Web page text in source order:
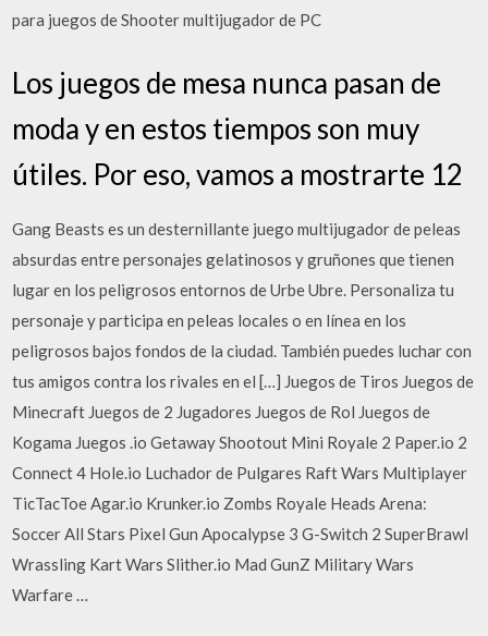
para juegos de Shooter multijugador de PC
Los juegos de mesa nunca pasan de
moda y en estos tiempos son muy
útiles. Por eso, vamos a mostrarte 12
Gang Beasts es un desternillante juego multijugador de peleas
absurdas entre personajes gelatinosos y gruñones que tienen
lugar en los peligrosos entornos de Urbe Ubre. Personaliza tu
personaje y participa en peleas locales o en línea en los
peligrosos bajos fondos de la ciudad. También puedes luchar con
tus amigos contra los rivales en el […] Juegos de Tiros Juegos de
Minecraft Juegos de 2 Jugadores Juegos de Rol Juegos de
Kogama Juegos .io Getaway Shootout Mini Royale 2 Paper.io 2
Connect 4 Hole.io Luchador de Pulgares Raft Wars Multiplayer
TicTacToe Agar.io Krunker.io Zombs Royale Heads Arena:
Soccer All Stars Pixel Gun Apocalypse 3 G-Switch 2 SuperBrawl
Wrassling Kart Wars Slither.io Mad GunZ Military Wars
Warfare …